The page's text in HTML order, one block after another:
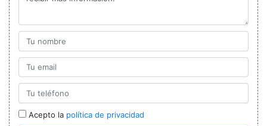
Acepto la política de privacidad